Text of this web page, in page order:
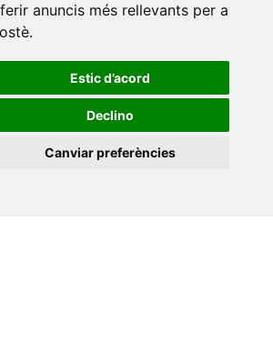
anuncis més rellevants per a
.
Estic d’acord
Declino
Canviar preferències
publicacions
a Twitter